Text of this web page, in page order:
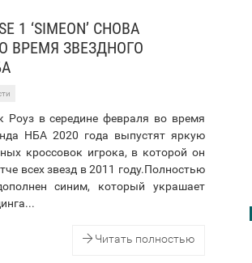
1 ‘SIMEON’ СНОВА
ВРЕМЯ ЗВЕЗДНОГО
Роуз в середине февраля во время
НБА 2020 года выпустят яркую
кроссовок игрока, в которой он
всех звезд в 2011 году.Полностью
синим, который украшает
Читать полностью